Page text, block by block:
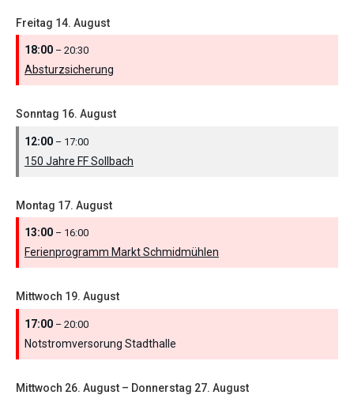
Freitag 14. August
18:00 – 20:30
Absturzsicherung
Sonntag 16. August
12:00 – 17:00
150 Jahre FF Sollbach
Montag 17. August
13:00 – 16:00
Ferienprogramm Markt Schmidmühlen
Mittwoch 19. August
17:00 – 20:00
Notstromversorung Stadthalle
Mittwoch 26. August – Donnerstag 27. August